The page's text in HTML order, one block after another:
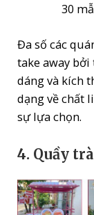
30
Đa số các
take away
dáng và kích
dạng về chất
sự lựa chọn.
4. Quầy